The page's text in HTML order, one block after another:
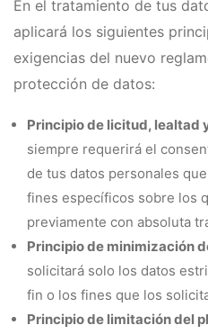
En el tratamiento de tus
aplicará los siguientes
exigencias del nuevo
protección de datos:
Principio de licitud, lealtad
siempre requerirá el
de tus datos personales
fines específicos sobre los
previamente con absoluta
Principio de minimización
solicitará solo los datos
fin o los fines que los
Principio de limitación del